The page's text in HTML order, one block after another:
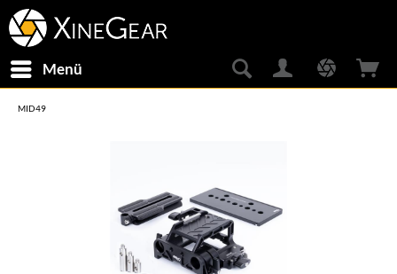
Menü
MID49